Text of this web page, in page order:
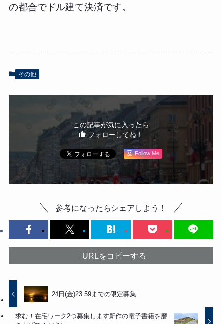
の都合でドル建て決済です。
その他
この記事が気に入ったら
フォローしてね！
Follow Me
参考になったらシェアしよう！
URLをコピーする
24日(金)23:59までの限定募集
求む！在宅ワーク2つ募集します新作の電子書籍を磨